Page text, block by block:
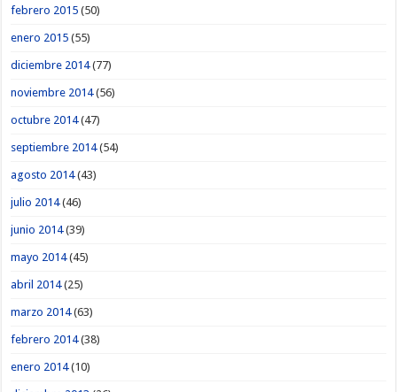
febrero 2015 (50)
enero 2015 (55)
diciembre 2014(77)
noviembre 2014(56)
octubre 2014(47)
septiembre 2014(54)
agosto 2014(43)
julio 2014(46)
junio 2014(39)
mayo 2014(45)
abril 2014(25)
marzo 2014(63)
febrero 2014(38)
enero 2014(10)